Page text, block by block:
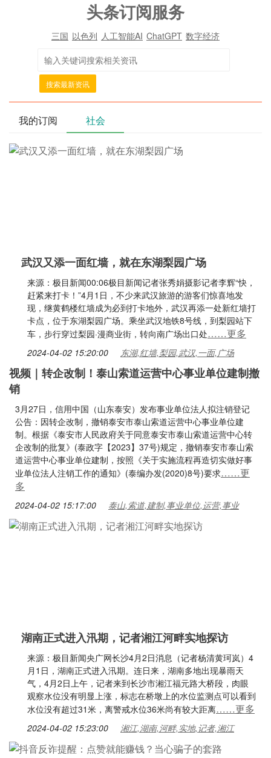
头条订阅服务
三国 以色列 人工智能AI ChatGPT 数字经济
搜索最新资讯
我的订阅 社会
武汉又添一面红墙，就在东湖梨园广场
来源：极目新闻00:06极目新闻记者张秀娟摄影记者李辉“快，
赶紧来打卡！”4月1日，不少来武汉旅游的游客们惊喜地发
现，继黄鹤楼红墙成为必到打卡地外，武汉再添一处新红墙打
卡点，位于东湖梨园广场。乘坐武汉地铁8号线，到梨园站下
车，步行穿过梨园·漫商业街，转向南广场出口处……更多
2024-04-02 15:20:00 东湖,红墙,梨园,武汉,一面,广场
视频｜转企改制！泰山索道运营中心事业单位建制撤
销
3月27日，信用中国（山东泰安）发布事业单位法人拟注销登记
公告：因转企改制，撤销泰安市泰山索道运营中心事业单位建
制。根据《泰安市人民政府关于同意泰安市泰山索道运营中心转
企改制的批复》(泰政字【2023】37号)规定，撤销泰安市泰山索
道运营中心事业单位建制，按照《关于实施流程再造切实做好事
业单位法人注销工作的通知》(泰编办发(2020)8号)要求……更
多
2024-04-02 15:17:00 泰山,索道,建制,事业单位,运营,事业
湖南正式进入汛期，记者湘江河畔实地探访
来源：极目新闻央广网长沙4月2日消息（记者杨清黄珂岚）4
月1日，湖南正式进入汛期。连日来，湖南多地出现暴雨天
气，4月2日上午，记者来到长沙市湘江福元路大桥段，肉眼
观察水位没有明显上涨，标志在桥墩上的水位监测点可以看到
水位没有超过31米，离警戒水位36米尚有较大距离……更多
2024-04-02 15:23:00 湘江,湖南,河畔,实地,记者,湘江